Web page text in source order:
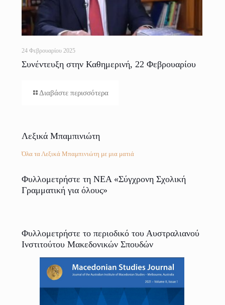
24 Φεβρουαρίου 2025
Συνέντευξη στην Καθημερινή, 22 Φεβρουαρίου
Διαβάστε περισσότερα
Λεξικά Μπαμπινιώτη
Όλα τα Λεξικά Μπαμπινιώτη με μια ματιά
Φυλλομετρήστε τη ΝΕΑ «Σύγχρονη Σχολική
Γραμματική για όλους»
Φυλλομετρήστε το περιοδικό του Αυστραλιανού
Ινστιτούτου Μακεδονικών Σπουδών